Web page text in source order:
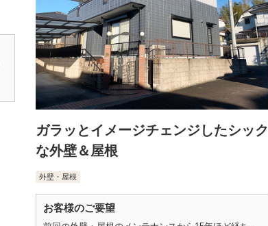
ガラッとイメージチェンジしたシック
な外壁＆屋根
外壁・屋根
お客様のご要望